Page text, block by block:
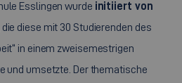
Esslingen wurde initiiert von
die diese mit 30 Studierenden des
in einem zweisemestrigen
und umsetzte. Der thematische